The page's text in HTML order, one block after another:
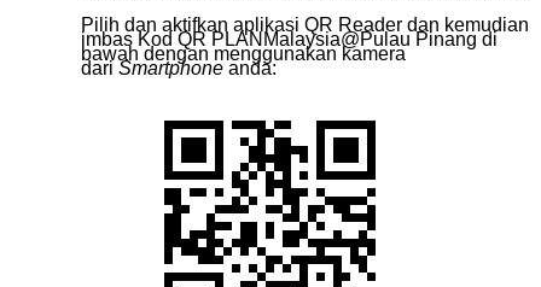
Pilih dan aktifkan aplikasi QR Reader dan kemudian
imbas Kod QR PLANMalaysia@Pulau Pinang di
bawah dengan menggunakan kamera
dari Smartphone anda: